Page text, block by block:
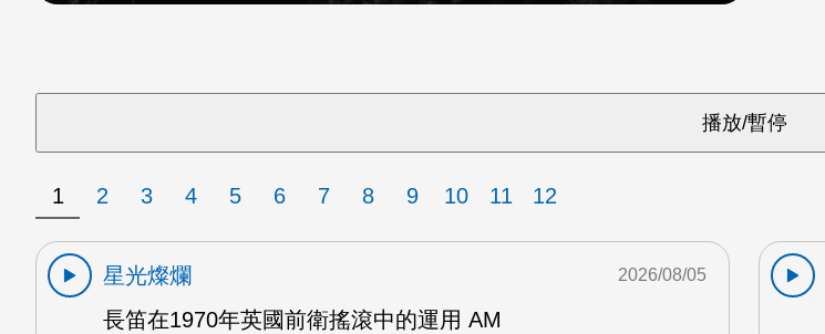
1 2 3 4 5 6 7 8 9 10 11 12
星光燦爛
長笛在1970年英國前衛搖滾中的運用 AM
2026/08/05